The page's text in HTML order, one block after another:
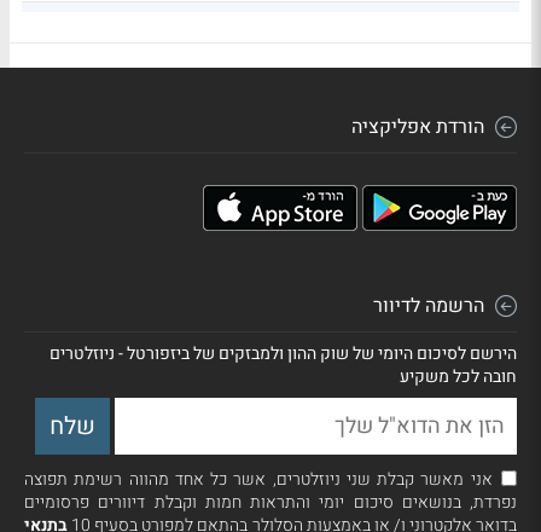
הורדת אפליקציה
הרשמה לדיוור
הירשם לסיכום היומי של שוק ההון ולמבזקים של ביזפורטל - ניוזלטרים
חובה לכל משקיע
אני מאשר קבלת שני ניוזלטרים, אשר כל אחד מהווה רשימת תפוצה
נפרדת, בנושאים סיכום יומי והתראות חמות וקבלת דיוורים פרסומיים
בדואר אלקטרוני ו/ או באמצעות הסלולר בהתאם למפורט בסעיף 10
בתנאי